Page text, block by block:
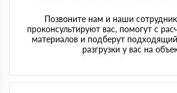
Позвоните нам и наши
проконсультируют вас, помогут с
материалов и подберут
разгрузки у вас на